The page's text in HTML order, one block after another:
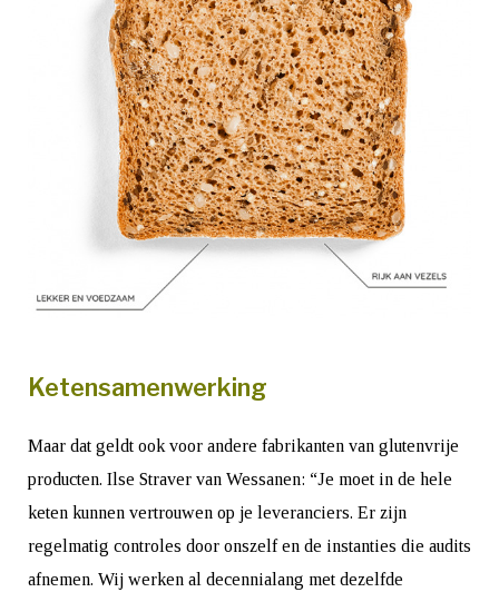
Ketensamenwerking
Maar dat geldt ook voor andere fabrikanten van glutenvrije
producten. Ilse Straver van Wessanen: “Je moet in de hele
keten kunnen vertrouwen op je leveranciers. Er zijn
regelmatig controles door onszelf en de instanties die audits
afnemen. Wij werken al decennialang met dezelfde